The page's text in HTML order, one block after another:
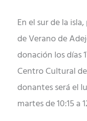
En el sur de la
de Verano de
donación los días
Centro Cultural
donantes será el
martes de 10:15 a